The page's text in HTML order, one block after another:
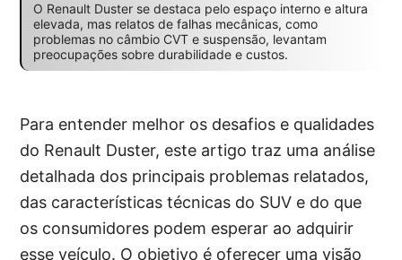
O Renault Duster se destaca pelo espaço interno e altura
elevada, mas relatos de falhas mecânicas, como
problemas no câmbio CVT e suspensão, levantam
preocupações sobre durabilidade e custos.
Para entender melhor os desafios e qualidades
do Renault Duster, este artigo traz uma análise
detalhada dos principais problemas relatados,
das características técnicas do SUV e do que
os consumidores podem esperar ao adquirir
esse veículo. O objetivo é oferecer uma visão